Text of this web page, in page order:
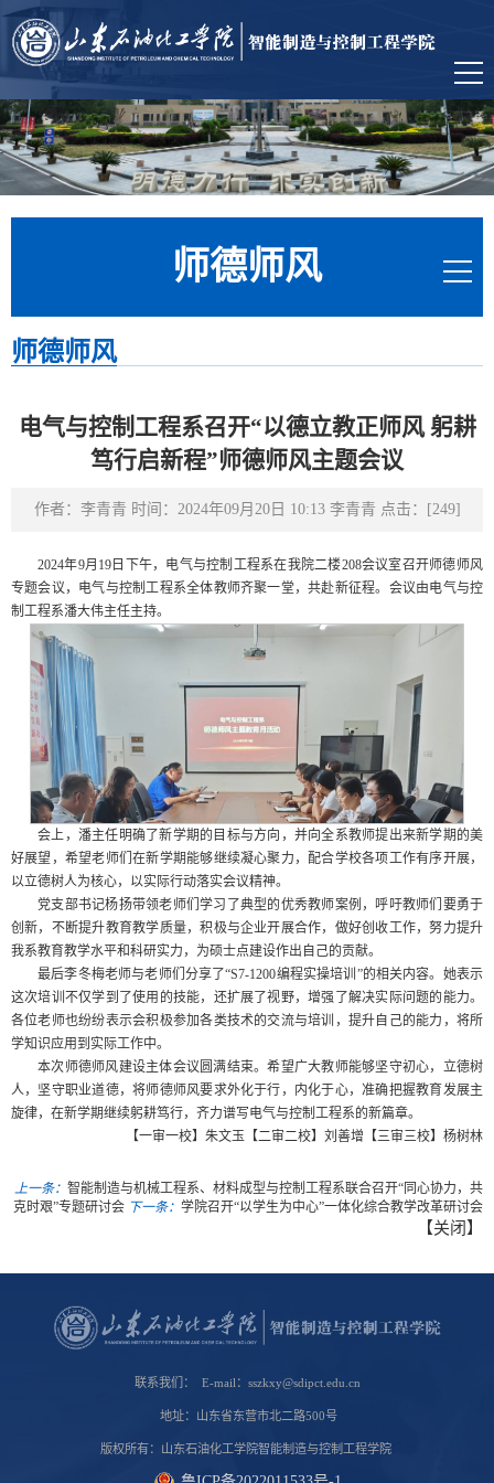
师德师风
师德师风
电气与控制工程系召开“以德立教正师风 躬耕
笃行启新程”师德师风主题会议
作者：李青青 时间：2024年09月20日 10:13 李青青 点击：[249]
2024年9月19日下午，电气与控制工程系在我院二楼208会议室召开师德师风
专题会议，电气与控制工程系全体教师齐聚一堂，共赴新征程。会议由电气与控
制工程系潘大伟主任主持。
会上，潘主任明确了新学期的目标与方向，并向全系教师提出来新学期的美
好展望，希望老师们在新学期能够继续凝心聚力，配合学校各项工作有序开展，
以立德树人为核心，以实际行动落实会议精神。
党支部书记杨扬带领老师们学习了典型的优秀教师案例，呼吁教师们要勇于
创新，不断提升教育教学质量，积极与企业开展合作，做好创收工作，努力提升
我系教育教学水平和科研实力，为硕士点建设作出自己的贡献。
最后李冬梅老师与老师们分享了“S7-1200编程实操培训”的相关内容。她表示
这次培训不仅学到了使用的技能，还扩展了视野，增强了解决实际问题的能力。
各位老师也纷纷表示会积极参加各类技术的交流与培训，提升自己的能力，将所
学知识应用到实际工作中。
本次师德师风建设主体会议圆满结束。希望广大教师能够坚守初心，立德树
人，坚守职业道德，将师德师风要求外化于行，内化于心，准确把握教育发展主
旋律，在新学期继续躬耕笃行，齐力谱写电气与控制工程系的新篇章。
【一审一校】朱文玉【二审二校】刘善增【三审三校】杨树林
上一条： 智能制造与机械工程系、材料成型与控制工程系联合召开“同心协力，共
克时艰”专题研讨会 下一条： 学院召开“以学生为中心”一体化综合教学改革研讨会
【关闭 】
联系我们： E-mail：sszkxy@sdipct.edu.cn
地址：山东省东营市北二路500号
版权所有：山东石油化工学院智能制造与控制工程学院